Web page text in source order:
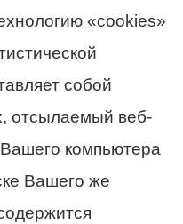
«cookies»
собой
отсылаемый веб-
компьютера
Вашего же